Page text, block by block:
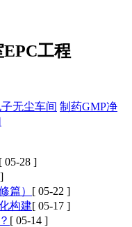
EPC工程
无尘车间 制药GMP净
[ 05-28 ]
篇） [ 05-22 ]
构建[ 05-17 ]
[ 05-14 ]